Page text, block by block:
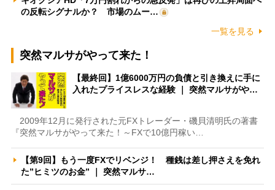
の反転シグナルか？ 市場のムー…
一覧を見る
突然マルサがやって来た！
【最終回】1億6000万円の負債と引き換えに手に
入れたプライスレスな経験 ｜ 突然マルサがや…
2009年12月に発行された元FXトレーダー・磯貝清明氏の著書
『突然マルサがやって来た！～FXで10億円稼い…
【第9回】もう一度FXでリベンジ！ 種銭は差し押さえを免れ
た”ヒミツのお金” ｜ 突然マルサ…